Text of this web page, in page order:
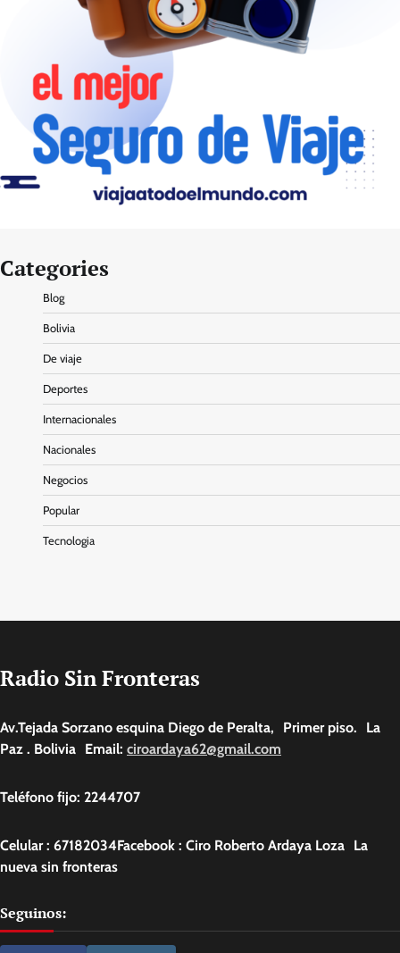
Categories
Blog
Bolivia
De viaje
Deportes
Internacionales
Nacionales
Negocios
Popular
Tecnologia
Radio Sin Fronteras
Av.Tejada Sorzano esquina Diego de Peralta, Primer piso. La
Paz . Bolivia Email: ciroardaya62@gmail.com
Teléfono fijo: 2244707
Celular : 67182034Facebook : Ciro Roberto Ardaya Loza La
nueva sin fronteras
Seguinos: